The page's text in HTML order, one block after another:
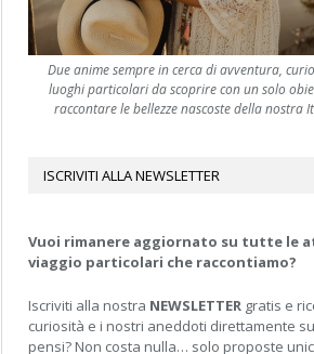
Due anime sempre in cerca di avventura,
luoghi particolari da scoprire con un solo
raccontare le bellezze nascoste della nostra
ISCRIVITI ALLA NEWSLETTER
Vuoi rimanere aggiornato su tutte le
viaggio particolari che raccontiamo?
Iscriviti alla nostra NEWSLETTER gratis e
curiosità e i nostri aneddoti direttamente
pensi? Non costa nulla… solo proposte